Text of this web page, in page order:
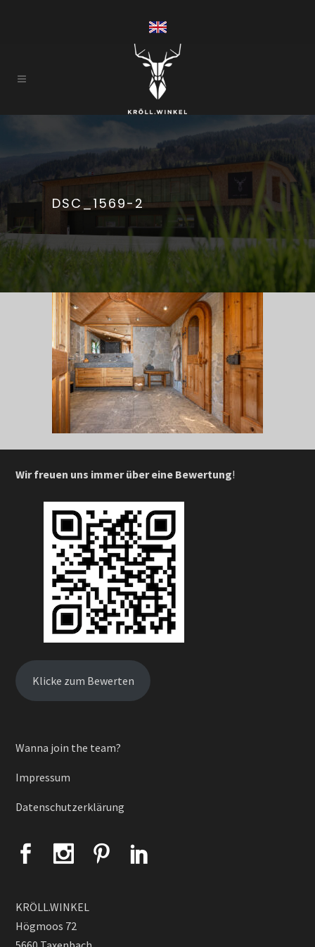
DSC_1569-2
Wir freuen uns immer über eine Bewertung!
Klicke zum Bewerten
Wanna join the team?
Impressum
Datenschutzerklärung
KRÖLL.WINKEL
Högmoos 72